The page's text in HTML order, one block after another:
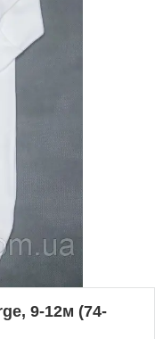
9-12м (74-